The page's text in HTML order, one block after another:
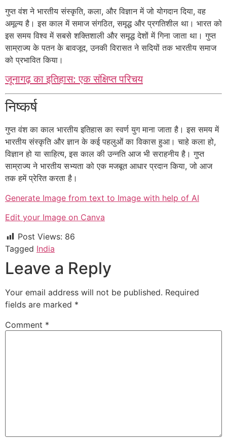
गुप्त वंश ने भारतीय संस्कृति, कला, और विज्ञान में जो योगदान दिया, वह
अमूल्य है। इस काल में समाज संगठित, समृद्ध और प्रगतिशील था। भारत को
इस समय विश्व में सबसे शक्तिशाली और समृद्ध देशों में गिना जाता था। गुप्त
साम्राज्य के पतन के बावजूद, उनकी विरासत ने सदियों तक भारतीय समाज
को प्रभावित किया।
जूनागढ़ का इतिहास: एक संक्षिप्त परिचय
निष्कर्ष
गुप्त वंश का काल भारतीय इतिहास का स्वर्ण युग माना जाता है। इस समय में
भारतीय संस्कृति और ज्ञान के कई पहलुओं का विकास हुआ। चाहे कला हो,
विज्ञान हो या साहित्य, इस काल की उन्नति आज भी सराहनीय है। गुप्त
साम्राज्य ने भारतीय सभ्यता को एक मजबूत आधार प्रदान किया, जो आज
तक हमें प्रेरित करता है।
Generate Image from text to Image with help of AI
Edit your Image on Canva
Post Views: 86
Tagged India
Leave a Reply
Your email address will not be published. Required
fields are marked *
Comment *